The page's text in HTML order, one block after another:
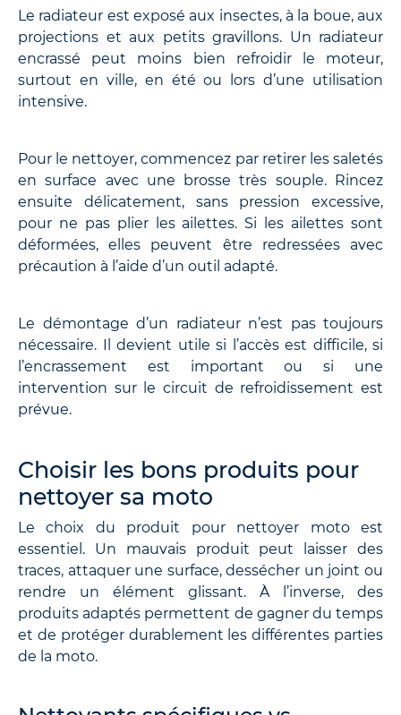
Le radiateur est exposé aux insectes, à la boue, aux
projections et aux petits gravillons. Un radiateur
encrassé peut moins bien refroidir le moteur,
surtout en ville, en été ou lors d’une utilisation
intensive.
Pour le nettoyer, commencez par retirer les saletés
en surface avec une brosse très souple. Rincez
ensuite délicatement, sans pression excessive,
pour ne pas plier les ailettes. Si les ailettes sont
déformées, elles peuvent être redressées avec
précaution à l’aide d’un outil adapté.
Le démontage d’un radiateur n’est pas toujours
nécessaire. Il devient utile si l’accès est difficile, si
l’encrassement est important ou si une
intervention sur le circuit de refroidissement est
prévue.
Choisir les bons produits pour
nettoyer sa moto
Le choix du produit pour nettoyer moto est
essentiel. Un mauvais produit peut laisser des
traces, attaquer une surface, dessécher un joint ou
rendre un élément glissant. À l’inverse, des
produits adaptés permettent de gagner du temps
et de protéger durablement les différentes parties
de la moto.